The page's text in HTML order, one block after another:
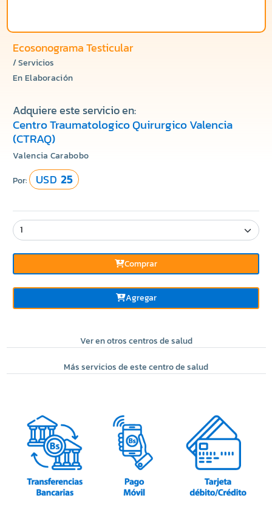
Ecosonograma Testicular
/ Servicios
En Elaboración
Adquiere este servicio en:
Centro Traumatologico Quirurgico Valencia
(CTRAQ)
Valencia Carabobo
Por: USD25
Comprar
Agregar
Ver en otros centros de salud
Más servicios de este centro de salud